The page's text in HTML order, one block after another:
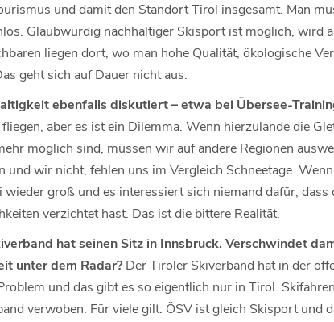
und damit den Standort Tirol insgesamt. Man
Glaubwürdig nachhaltiger Skisport ist möglich, wird
liegen dort, wo man hohe Qualität, ökologische
geht sich auf Dauer nicht aus.
ebenfalls diskutiert – etwa bei Übersee-
aber es ist ein Dilemma. Wenn hierzulande die
möglich sind, müssen wir auf andere Regionen
und wir nicht, fehlen uns im Vergleich Schneetage.
groß und es interessiert sich niemand dafür, dass
verzichtet hast. Das ist die bittere Realität.
hat seinen Sitz in Innsbruck. Verschwindet
unter dem Radar? Der Tiroler Skiverband hat in der
und das gibt es so eigentlich nur in Tirol.
verwoben. Für viele gilt: ÖSV ist gleich Skisport und